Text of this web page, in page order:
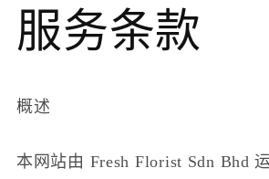
服务条款
概述
本网站由 Fresh Florist Sdn Bhd